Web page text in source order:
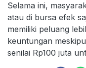
Selama ini,
atau di bursa efek
memiliki peluang
keuntungan
senilai Rp100 juta